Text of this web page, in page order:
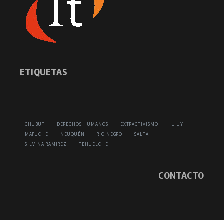
ETIQUETAS
CHUBUT DERECHOS HUMANOS EXTRACTIVISMO
JUJUY
MAPUCHE
NEUQUÉN RIO NEGRO
SALTA
SILVINA RAMIREZ
TEHUELCHE
CONTACTO